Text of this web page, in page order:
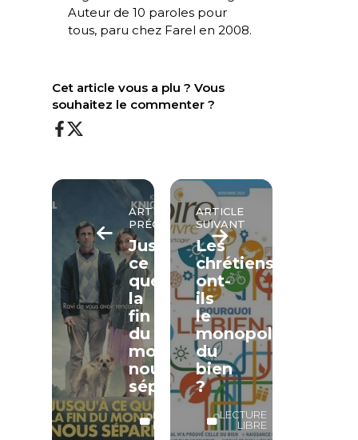
Auteur de 10 paroles pour
tous, paru chez Farel en 2008.
Cet article vous a plu ? Vous
souhaitez le commenter ?
ARTICLE
PRÉCÉDENT
Jusqu’à
ce
que
la
fin
du
monde
nous
sépare
LECTURE
LIBRE
ARTICLE
SUIVANT
Les
chrétiens
ont-
ils
le
monopole
du
bien
?
LECTURE
LIBRE